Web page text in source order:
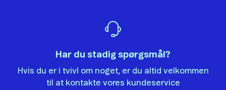
Der er ikke nok eksempler.
Informationen er svær at forstå.
Oplysningerne løser ikke mit problem.
Har du stadig spørgsmål?
Hvis du er i tvivl om noget, er du altid velkommen
til at kontakte vores kundeservice